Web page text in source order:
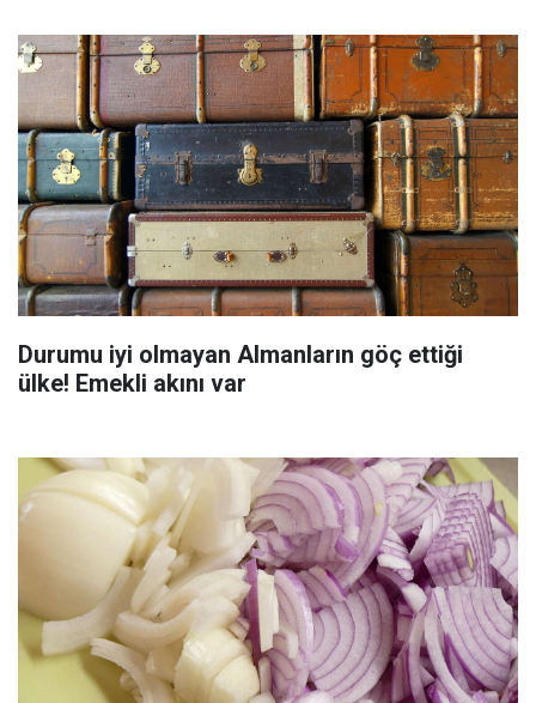
Durumu iyi olmayan Almanların göç ettiği
ülke! Emekli akını var